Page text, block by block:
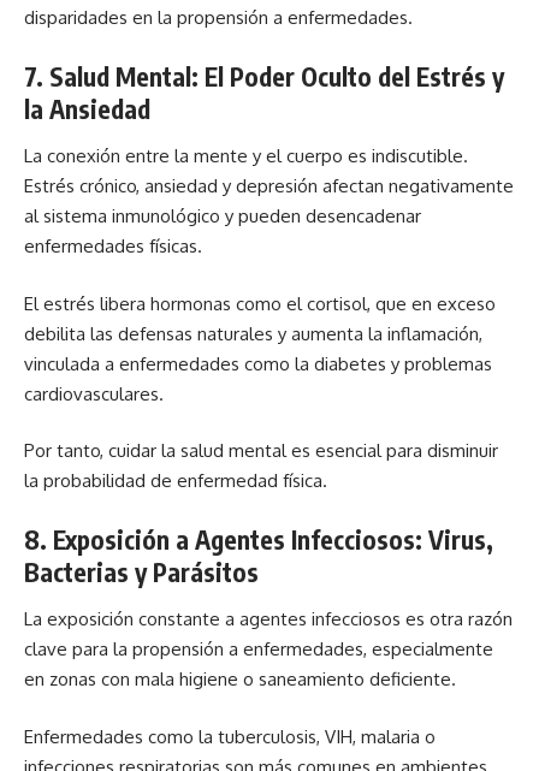
disparidades en la propensión a enfermedades.
7. Salud Mental: El Poder Oculto del Estrés y
la Ansiedad
La conexión entre la mente y el cuerpo es indiscutible.
Estrés crónico, ansiedad y depresión afectan negativamente
al sistema inmunológico y pueden desencadenar
enfermedades físicas.
El estrés libera hormonas como el cortisol, que en exceso
debilita las defensas naturales y aumenta la inflamación,
vinculada a enfermedades como la diabetes y problemas
cardiovasculares.
Por tanto, cuidar la salud mental es esencial para disminuir
la probabilidad de enfermedad física.
8. Exposición a Agentes Infecciosos: Virus,
Bacterias y Parásitos
La exposición constante a agentes infecciosos es otra razón
clave para la propensión a enfermedades, especialmente
en zonas con mala higiene o saneamiento deficiente.
Enfermedades como la tuberculosis, VIH, malaria o
infecciones respiratorias son más comunes en ambientes